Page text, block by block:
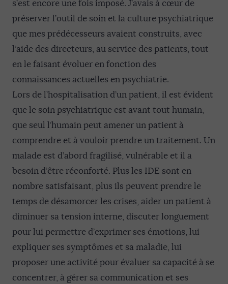
s’est encore une fois imposé. J’avais à cœur de
préserver l’outil de soin et la culture psychiatrique
que mes prédécesseurs avaient construits, avec
l’aide des directeurs, au service des patients, tout
en le faisant évoluer en fonction des
connaissances actuelles en psychiatrie.
Lors de l’hospitalisation d’un patient, il est évident
que le soin psychiatrique est avant tout humain,
que seul l’humain peut amener un patient à
comprendre et à vouloir prendre un traitement. Un
malade est d’abord fragilisé, vulnérable et il a
besoin d’être réconforté. Plus les IDE sont en
nombre satisfaisant, plus ils peuvent prendre le
temps de désamorcer les crises, aider un patient à
diminuer sa tension interne, discuter longuement
pour lui permettre d’exprimer ses émotions, lui
expliquer ses symptômes et sa maladie, lui
proposer une activité pour évaluer sa capacité à se
concentrer, à gérer sa communication et ses